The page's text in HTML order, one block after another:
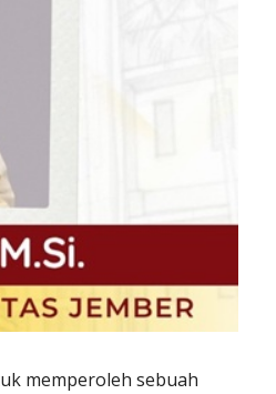
memperoleh sebuah